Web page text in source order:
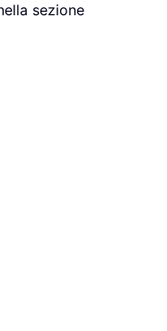
sezione